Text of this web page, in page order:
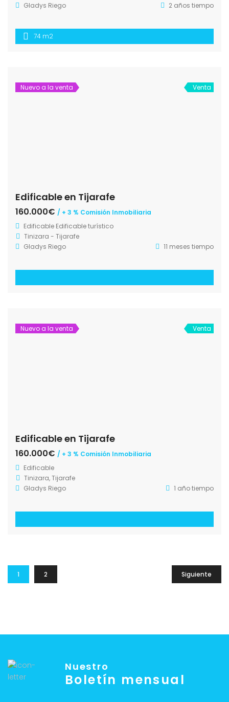
Gladys Riego
2 años tiempo
74 m2
Nuevo a la venta Venta
Edificable en Tijarafe
160.000€ / + 3 % Comisión Inmobiliaria
Edificable Edificable turístico
Tinizara - Tijarafe
Gladys Riego
11 meses tiempo
Nuevo a la venta Venta
Edificable en Tijarafe
160.000€ / + 3 % Comisión Inmobiliaria
Edificable
Tinizara, Tijarafe
Gladys Riego
1 año tiempo
1 2 Siguiente
Nuestro
Boletín mensual